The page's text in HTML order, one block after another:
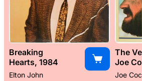
Breaking
Hearts, 1984
Elton John
The
Joe
Joe